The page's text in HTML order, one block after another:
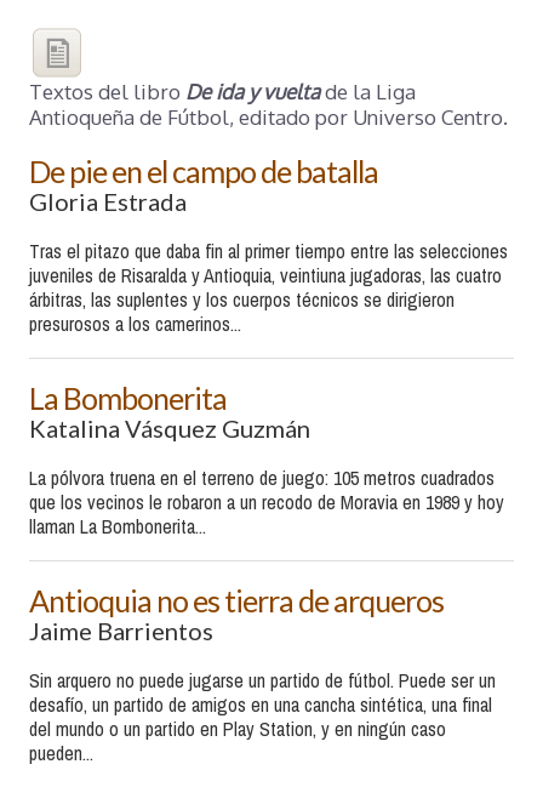
Textos del libro De ida y vueltade la Liga
Antioqueña de Fútbol, editado por Universo Centro.
De pie en el campo de batalla
Gloria Estrada
Tras el pitazo que daba fin al primer tiempo entre las selecciones
juveniles de Risaralda y Antioquia, veintiuna jugadoras, las cuatro
árbitras, las suplentes y los cuerpos técnicos se dirigieron
presurosos a los camerinos...
La Bombonerita
Katalina Vásquez Guzmán
La pólvora truena en el terreno de juego: 105 metros cuadrados
que los vecinos le robaron a un recodo de Moravia en 1989 y hoy
llaman La Bombonerita...
Antioquia no es tierra de arqueros
Jaime Barrientos
Sin arquero no puede jugarse un partido de fútbol. Puede ser un
desafío, un partido de amigos en una cancha sintética, una final
del mundo o un partido en Play Station, y en ningún caso
pueden...